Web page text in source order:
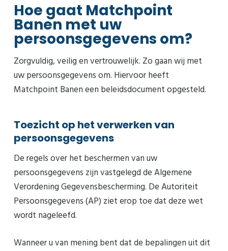
Hoe gaat Matchpoint
Banen met uw
persoonsgegevens om?
Zorgvuldig, veilig en vertrouwelijk. Zo gaan wij met
uw persoonsgegevens om. Hiervoor heeft
Matchpoint Banen een beleidsdocument opgesteld.
Toezicht op het verwerken van
persoonsgegevens
De regels over het beschermen van uw
persoonsgegevens zijn vastgelegd de Algemene
Verordening Gegevensbescherming. De Autoriteit
Persoonsgegevens (AP) ziet erop toe dat deze wet
wordt nageleefd.
Wanneer u van mening bent dat de bepalingen uit dit